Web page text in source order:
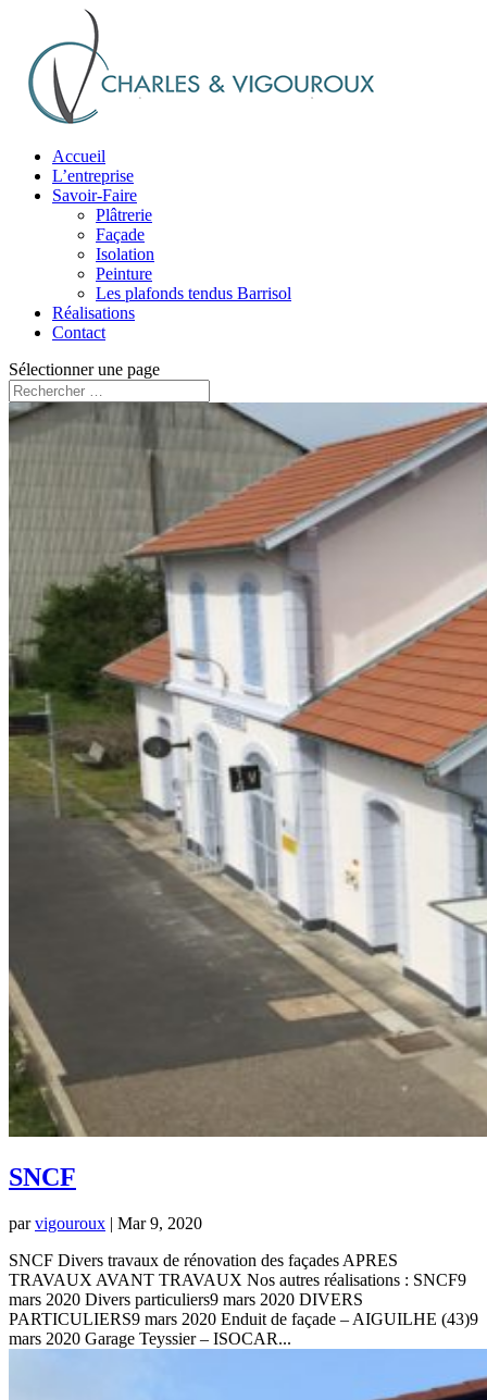
Accueil
L’entreprise
Savoir-Faire
Plâtrerie
Façade
Isolation
Peinture
Les plafonds tendus Barrisol
Réalisations
Contact
Sélectionner une page
SNCF
parvigouroux | Mar 9, 2020
SNCF Divers travaux de rénovation des façades APRES
TRAVAUX AVANT TRAVAUX Nos autres réalisations : SNCF9
mars 2020 Divers particuliers9 mars 2020 DIVERS
PARTICULIERS9 mars 2020 Enduit de façade – AIGUILHE (43)9
mars 2020 Garage Teyssier – ISOCAR...